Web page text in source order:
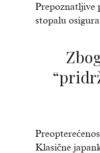
Prepoznatljive
stopalu
Zbog toga pri svakom koraku moramo
Klasične